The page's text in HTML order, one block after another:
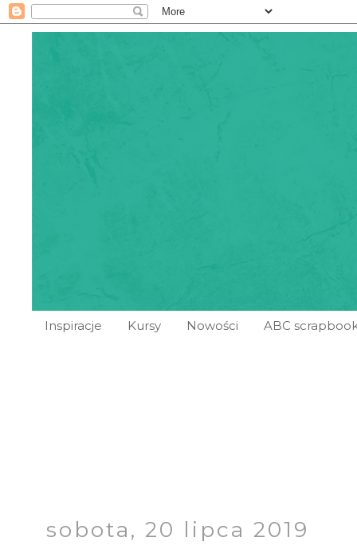
Inspiracje Kursy Nowości ABC
sobota, 20 lipca 2019